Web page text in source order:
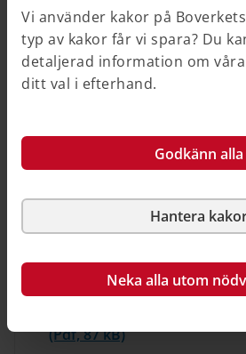
Vi använder kakor på
typ av kakor får vi spara? Du
detaljerad information om
ditt val i efterhand.
Godkänn alla
Hantera
Neka alla utom
Om separat fullmakt,
med mera, diarienummer
kB)
Om handläggningstid med
Om handläggningstid efter
Om kommunens förfrågan
(Pdf, 87 kB)